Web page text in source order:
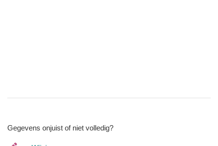
Gegevens onjuist of niet volledig?